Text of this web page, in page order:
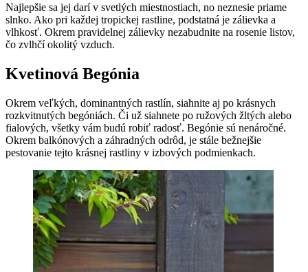
Najlepšie sa jej darí v svetlých miestnostiach, no neznesie priame
slnko. Ako pri každej tropickej rastline, podstatná je zálievka a
vlhkosť. Okrem pravidelnej zálievky nezabudnite na rosenie listov,
čo zvlhčí okolitý vzduch.
Kvetinová Begónia
Okrem veľkých, dominantných rastlín, siahnite aj po krásnych
rozkvitnutých begóniách. Či už siahnete po ružových žltých alebo
fialových, všetky vám budú robiť radosť. Begónie sú nenáročné.
Okrem balkónových a záhradných odrôd, je stále bežnejšie
pestovanie tejto krásnej rastliny v izbových podmienkach.